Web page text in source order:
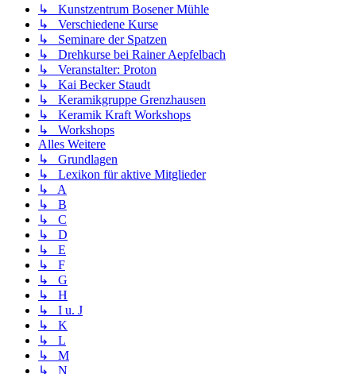
↳ Kunstzentrum Bosener Mühle
↳ Verschiedene Kurse
↳ Seminare der Spatzen
↳ Drehkurse bei Rainer Aepfelbach
↳ Veranstalter: Proton
↳ Kai Becker Staudt
↳ Keramikgruppe Grenzhausen
↳ Keramik Kraft Workshops
↳ Workshops
Alles Weitere
↳ Grundlagen
↳ Lexikon für aktive Mitglieder
↳ A
↳ B
↳ C
↳ D
↳ E
↳ F
↳ G
↳ H
↳ I u. J
↳ K
↳ L
↳ M
↳ N